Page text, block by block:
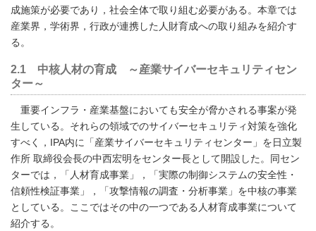
成施策が必要であり，社会全体で取り組む必要がある。本章では
産業界，学術界，行政が連携した人財育成への取り組みを紹介す
る。
2.1 中核人材の育成 ～産業サイバーセキュリティセン
ター～
重要インフラ・産業基盤においても安全が脅かされる事案が発
生している。それらの領域でのサイバーセキュリティ対策を強化
すべく，IPA内に「産業サイバーセキュリティセンター」を日立製
作所 取締役会長の中西宏明をセンター長として開設した。同セン
ターでは，「人材育成事業」，「実際の制御システムの安全性・
信頼性検証事業」，「攻撃情報の調査・分析事業」を中核の事業
としている。ここではその中の一つである人材育成事業について
紹介する。